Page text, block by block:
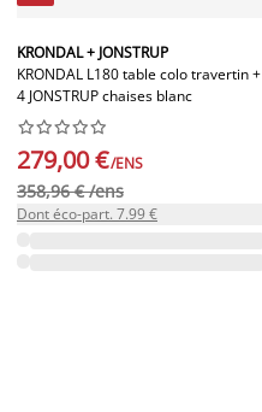
KRONDAL + JONSTRUP
KRONDAL L180 table colo travertin +
4 JONSTRUP chaises blanc






279,00 €/ENS
358,96 € /ens
Dont éco-part. 7.99 €